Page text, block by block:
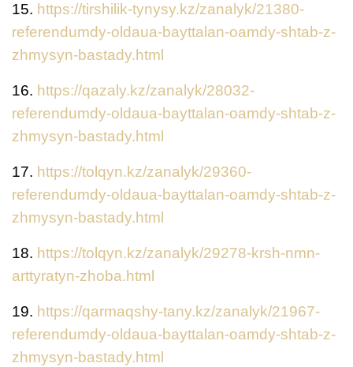
15. https://tirshilik-tynysy.kz/zanalyk/21380-
referendumdy-oldaua-bayttalan-oamdy-shtab-z-
zhmysyn-bastady.html
16. https://qazaly.kz/zanalyk/28032-
referendumdy-oldaua-bayttalan-oamdy-shtab-z-
zhmysyn-bastady.html
17. https://tolqyn.kz/zanalyk/29360-
referendumdy-oldaua-bayttalan-oamdy-shtab-z-
zhmysyn-bastady.html
18. https://tolqyn.kz/zanalyk/29278-krsh-nmn-
arttyratyn-zhoba.html
19. https://qarmaqshy-tany.kz/zanalyk/21967-
referendumdy-oldaua-bayttalan-oamdy-shtab-z-
zhmysyn-bastady.html